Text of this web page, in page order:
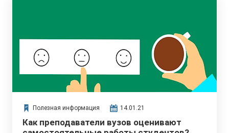
Полезная информация 14.01.21
Как преподаватели вузов оценивают